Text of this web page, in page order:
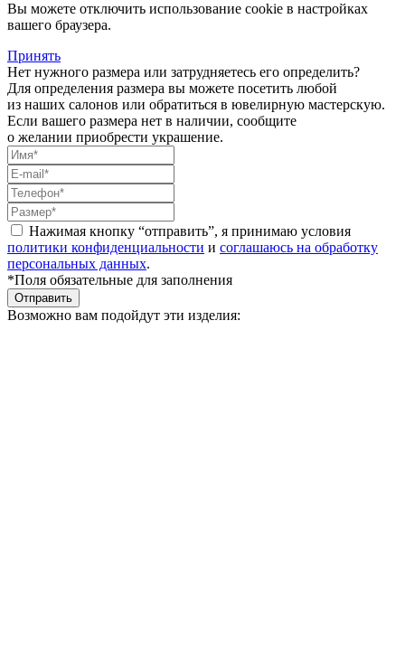
Вы можете отключить использование cookie в настройках
вашего браузера.
Принять
Нет нужного размера или затрудняетесь его определить?
Для определения размера вы можете посетить любой
из наших салонов или обратиться в ювелирную мастерскую.
Если вашего размера нет в наличии, сообщите
о желании приобрести украшение.
Нажимая кнопку “отправить”, я принимаю условия
политики конфиденциальности и соглашаюсь на обработку
персональных данных.
*Поля обязательные для заполнения
Отправить
Возможно вам подойдут эти изделия: